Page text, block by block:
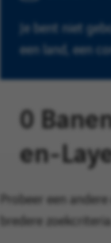
Je bent niet
een land, een
0
en-
Probeer een
bredere zoekcriteria.